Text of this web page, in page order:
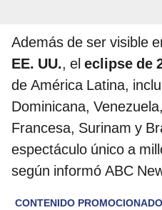
Además de ser visible
EE. UU., el eclipse de
de América Latina,
Dominicana,
Francesa, Surinam y
espectáculo único a
según informó ABC